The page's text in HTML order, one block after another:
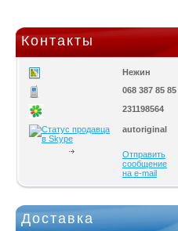
Контакты
Нежин
068 387 85 85
231198564
autoriginal
Отправить
сообщение
на e-mail
Доставка